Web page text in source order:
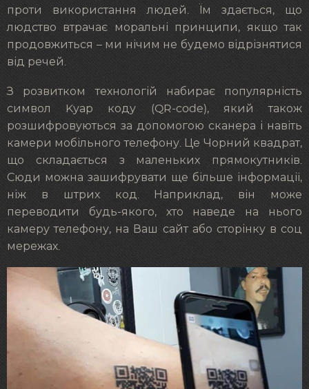
проти використання людей. Їм здається, що
людство втрачає моральні принципи, якщо так
продовжиться – ми нічим не будемо відрізнятися
від речей.
З розвитком технологій набирає популярність
символ Kуар коду (QR-code), який також
розшифровуються за допомогою сканера і навіть
камери мобільного телефону. Це Чорний квадрат,
що складається з маленьких прямокутників.
Сюди можна зашифрувати ще більше інформації,
ніж в штрих код. Наприклад, він може
переводити будь-якого, хто наведе на нього
камеру телефону, на Ваш сайт або сторінку в соц
мережах.